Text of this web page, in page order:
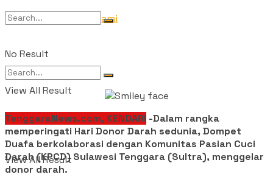
Tentang Kami
No Result
View All Result
No Result
View All Result
TenggaraNews.com, KENDARI -Dalam rangka
memperingati Hari Donor Darah sedunia, Dompet
Duafa berkolaborasi dengan Komunitas Pasian Cuci
Darah (KPCD) Sulawesi Tenggara (Sultra), menggelar
donor darah.